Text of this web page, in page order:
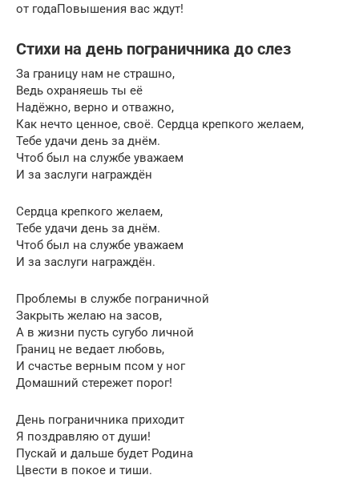
от годаПовышения вас ждут!
Стихи на день пограничника до слез
За границу нам не страшно,
Ведь охраняешь ты её
Надёжно, верно и отважно,
Как нечто ценное, своё. Сердца крепкого желаем,
Тебе удачи день за днём.
Чтоб был на службе уважаем
И за заслуги награждён
Сердца крепкого желаем,
Тебе удачи день за днём.
Чтоб был на службе уважаем
И за заслуги награждён.
Проблемы в службе пограничной
Закрыть желаю на засов,
А в жизни пусть сугубо личной
Границ не ведает любовь,
И счастье верным псом у ног
Домашний стережет порог!
День пограничника приходит
Я поздравляю от души!
Пускай и дальше будет Родина
Цвести в покое и тиши.